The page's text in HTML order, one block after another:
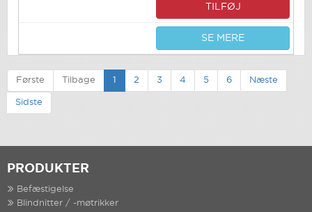
TILFØJ
SE MERE
Første Tilbage 1 2 3 4 5 6 Næste
Sidste
PRODUKTER
Befæstigelse
Blindnitter / -møtrikker